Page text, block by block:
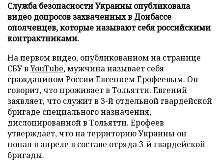
Служба безопасности Украины опубликовала
видео допросов захваченных в Донбассе
ополченцев, которые называют себя российскими
контрактниками.
На первом видео, опубликованном на странице
СБУ вYouTube, мужчина называет себя
гражданином России Евгением Ерофеевым. Он
говорит, что проживает в Тольятти. Евгений
заявляет, что служит в 3-й отдельной гвардейской
бригаде специального назначения,
дислоцированной в Тольятти. Ерофеев
утверждает, что на территорию Украины он
попал в апреле в составе отряда 3-й гвардейской
бригады.